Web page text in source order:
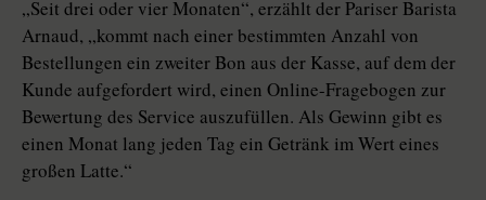
„Seit drei oder vier Monaten“, erzählt der Pariser Barista
Arnaud, „kommt nach einer bestimmten Anzahl von
Bestellungen ein zweiter Bon aus der Kasse, auf dem der
Kunde aufgefordert wird, einen Online-Fragebogen zur
Bewertung des Service auszufüllen. Als Gewinn gibt es
einen Monat lang jeden Tag ein Getränk im Wert eines
großen Latte.“